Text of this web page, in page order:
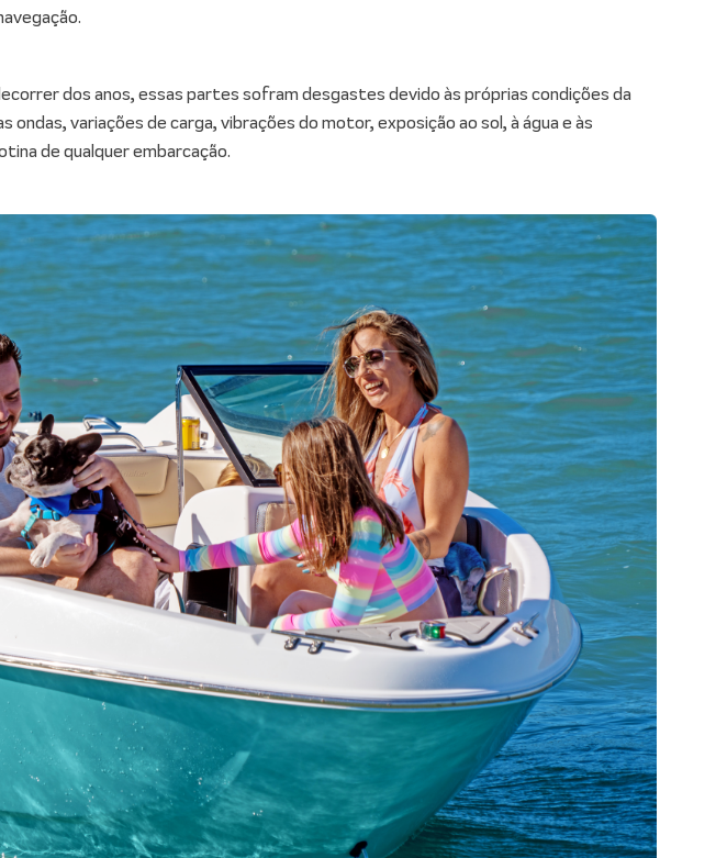
dos anos, essas partes sofram desgastes devido às próprias condições da
variações de carga, vibrações do motor, exposição ao sol, à água e às
de qualquer embarcação.